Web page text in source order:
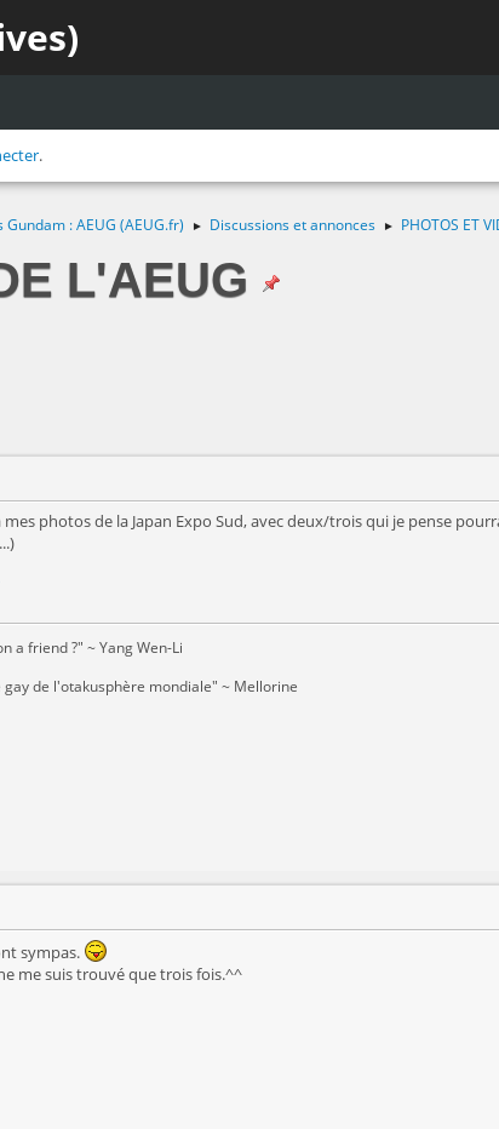
.
: AEUG (AEUG.fr) ► Discussions et annonces ► PHOTOS ET
L'AEUG
photos de la Japan Expo Sud, avec deux/trois qui je pense
a friend ?" ~ Yang Wen-Li
de l'otakusphère mondiale" ~ Mellorine
sympas.
me suis trouvé que trois fois.^^